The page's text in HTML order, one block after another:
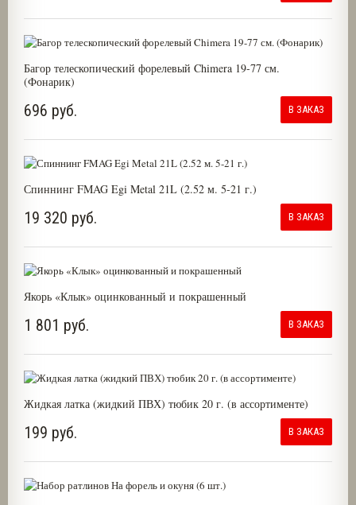
Багор телескопический форелевый Chimera 19-77 см.
(Фонарик)
696 руб. В ЗАКАЗ
Спиннинг FMAG Egi Metal 21L (2.52 м. 5-21 г.)
19 320 руб. В ЗАКАЗ
Якорь «Клык» оцинкованный и покрашенный
1 801 руб. В ЗАКАЗ
Жидкая латка (жидкий ПВХ) тюбик 20 г. (в ассортименте)
199 руб. В ЗАКАЗ